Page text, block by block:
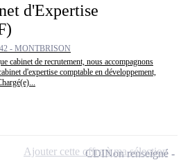
d'Expertise
42 - MONTBRISON
cabinet de recrutement, nous accompagnons
d'expertise comptable en développement,
CDINon renseigné
Ajouter cette offre à ma sélection